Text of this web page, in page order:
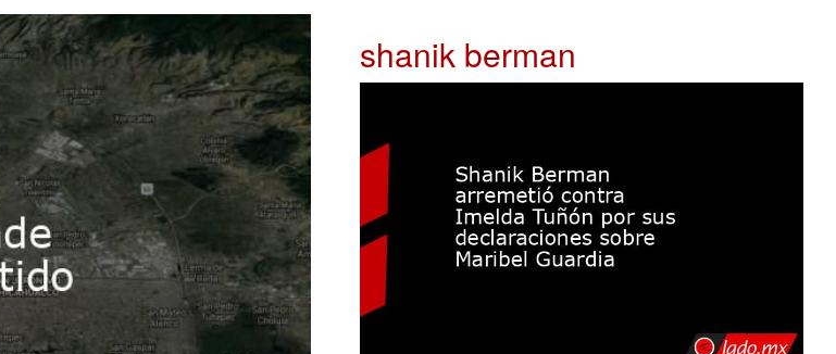
shanik berman